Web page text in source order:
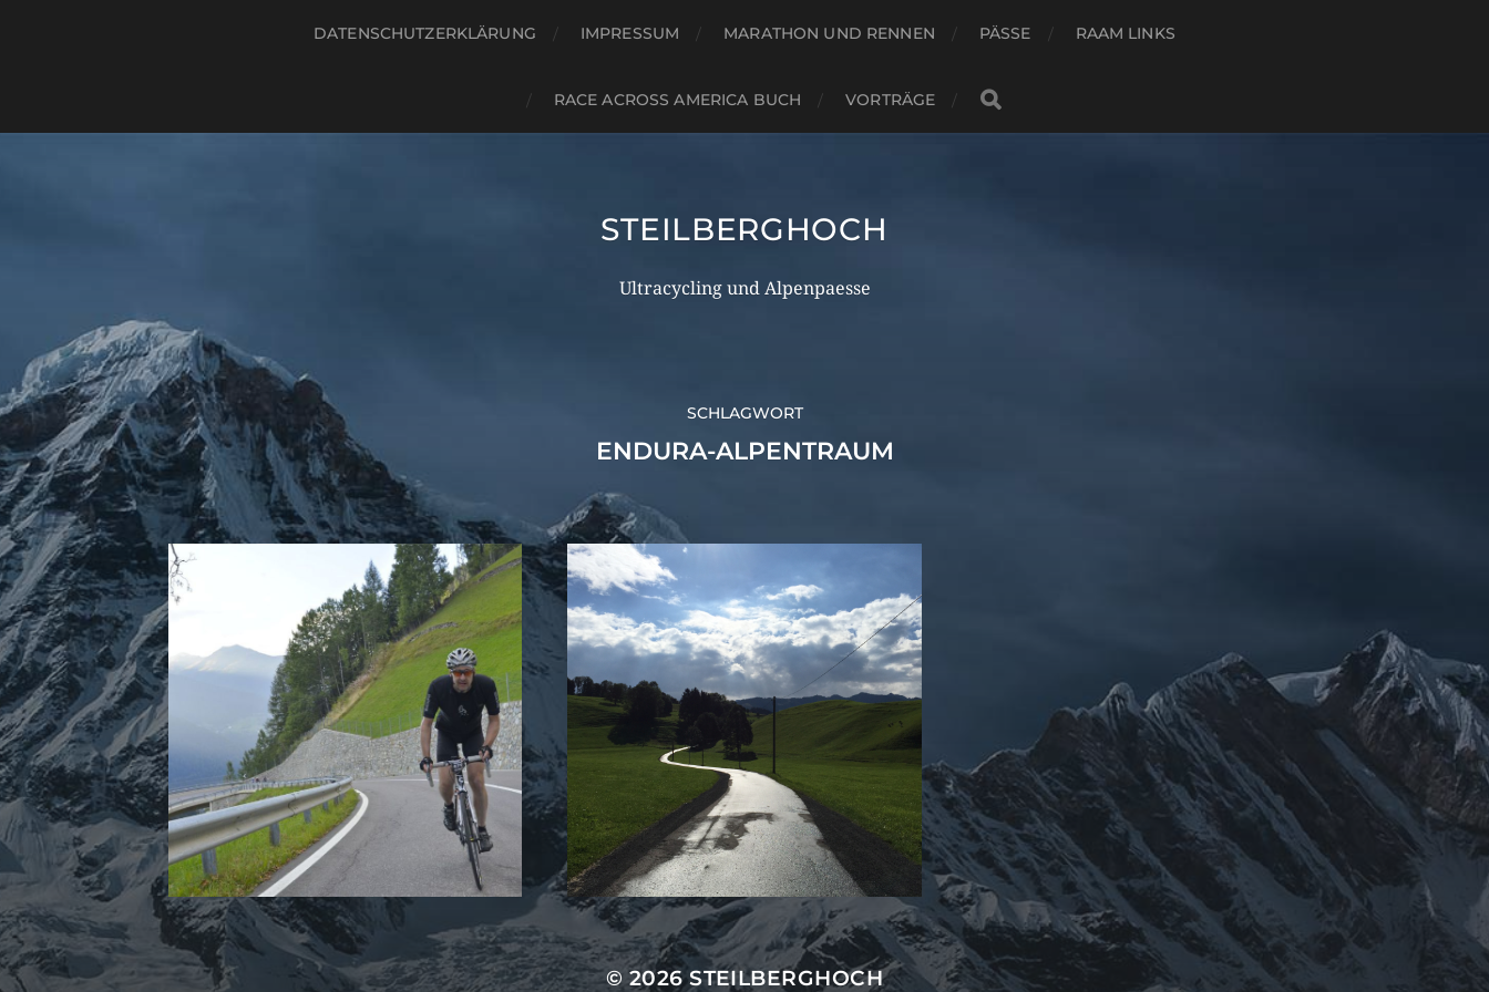
DATENSCHUTZERKLÄRUNG IMPRESSUM MARATHON UND RENNEN PÄSSE RAAM LINKS
RACE ACROSS AMERICA BUCH VORTRÄGE
STEILBERGHOCH
Ultracycling und Alpenpaesse
SCHLAGWORT
ENDURA-ALPENTRAUM
© 2026STEILBERGHOCH